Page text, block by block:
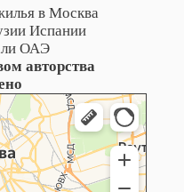
в Москва
Испании
ОАЭ
авторства